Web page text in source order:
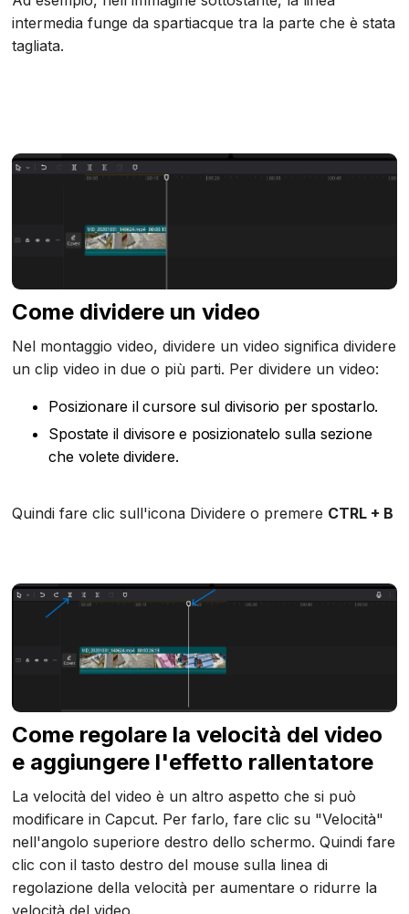
intermedia funge da spartiacque tra la parte che è stata
tagliata.
Come dividere un video
Nel montaggio video, dividere un video significa dividere
un clip video in due o più parti. Per dividere un video:
Posizionare il cursore sul divisorio per spostarlo.
Spostate il divisore e posizionatelo sulla sezione
che volete dividere.
Quindi fare clic sull'icona Dividere o premere CTRL + B
Come regolare la velocità del video
e aggiungere l'effetto rallentatore
La velocità del video è un altro aspetto che si può
modificare in Capcut. Per farlo, fare clic su "Velocità"
nell'angolo superiore destro dello schermo. Quindi fare
clic con il tasto destro del mouse sulla linea di
regolazione della velocità per aumentare o ridurre la